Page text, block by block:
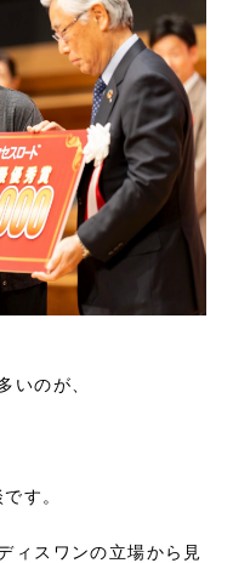
いのが、
す。
ィスワンの立場から見